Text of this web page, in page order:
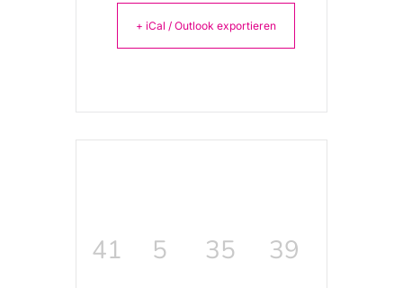
+ iCal / Outlook exportieren
41 5 35 39